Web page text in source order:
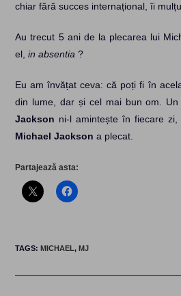
chiar fără succes internațional, îi
Au trecut 5 ani de la plecarea lui
el,in absentia?
Eu am învățat ceva: că poți fi în
din lume, dar și cel mai bun om.
Jackson ni-l amintește în fiecare
Michael Jackson a plecat.
Partajează asta:
TAGS: MICHAEL, MJ